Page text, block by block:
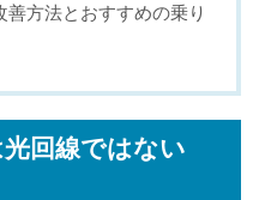
善方法とおすすめの乗り
回線ではない